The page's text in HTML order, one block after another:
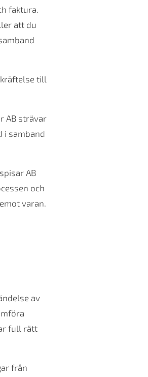
faktura.
att du
till
AB strävar
i samband
AB
och
varan.
av
full rätt
från